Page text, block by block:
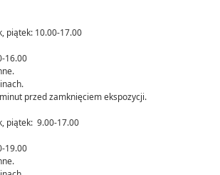
piątek: 10.00-17.00
16.00
przed zamknięciem ekspozycji.
piątek: 9.00-17.00
19.00